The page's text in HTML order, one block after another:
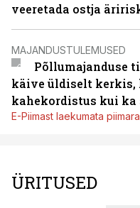
veeretada ostja
MAJANDUSTULEMUSED
Põllumajanduse
käive üldiselt kerkis,
kahekordistus kui ka
E-Piimast laekumata
ÜRITUSED